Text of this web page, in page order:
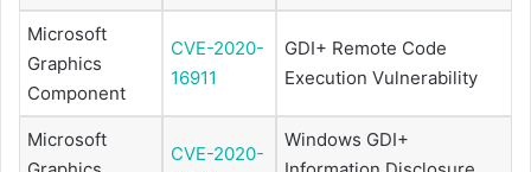
Microsoft
Graphics
Component
CVE-2020-
16911
GDI+ Remote Code
Execution Vulnerability
Microsoft
CVE-2020-
Windows GDI+